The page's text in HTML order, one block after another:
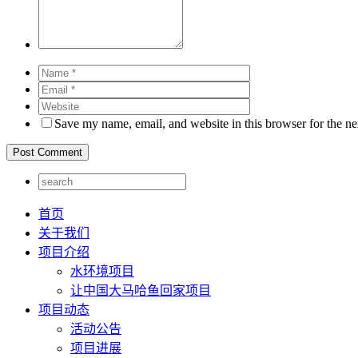
Save my name, email, and website in this browser for the
首页
关于我们
项目介绍
水环境项目
让中国大马哈鱼回家项目
项目动态
活动公告
项目进展